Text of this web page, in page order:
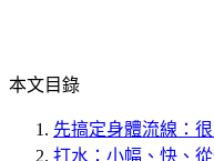
本文目錄
先搞定身體流線：
打水：小幅、快、